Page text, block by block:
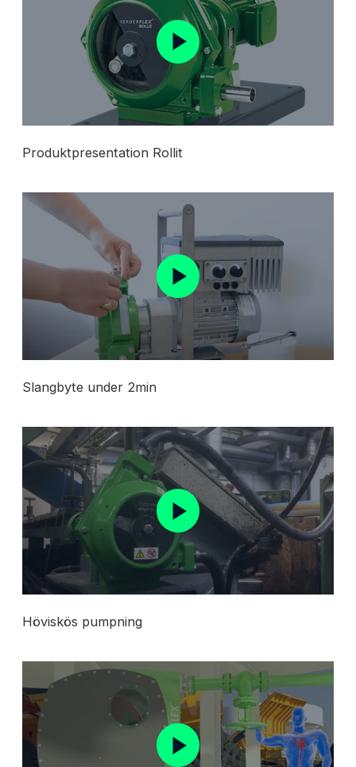
Produktpresentation Rollit
Slangbyte under 2min
Höviskös pumpning